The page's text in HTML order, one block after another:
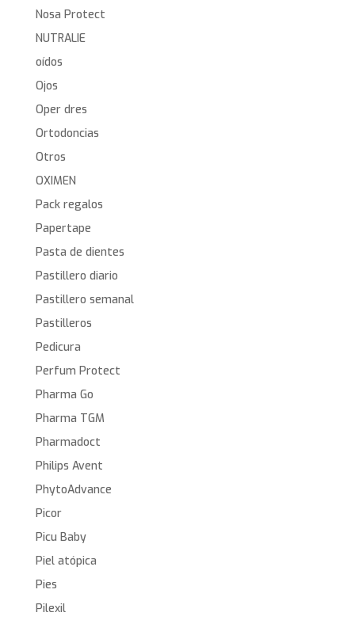
Nosa Protect
NUTRALIE
oídos
Ojos
Oper dres
Ortodoncias
Otros
OXIMEN
Pack regalos
Papertape
Pasta de dientes
Pastillero diario
Pastillero semanal
Pastilleros
Pedicura
Perfum Protect
Pharma Go
Pharma TGM
Pharmadoct
Philips Avent
PhytoAdvance
Picor
Picu Baby
Piel atópica
Pies
Pilexil